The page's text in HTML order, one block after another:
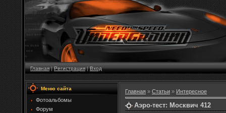
Главная|Регистрация|Вход
Меню сайта
Фотоальбомы
Форум
Главная » Статьи » Интересное
Аэро-тест: Москвич 412